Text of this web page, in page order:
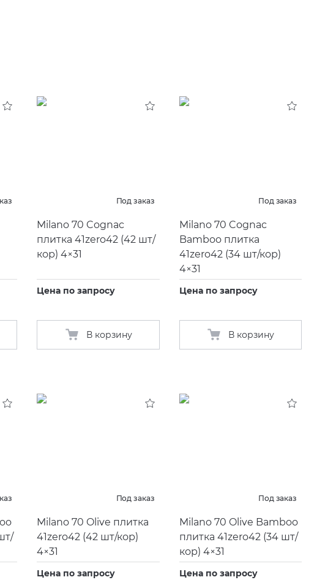
Под заказ
Milano 70 Cognac
плитка 41zero42 (42 шт/
кор) 4×31
Цена по запросу
В корзину
Под заказ
Milano 70 Cognac
Bamboo плитка
41zero42 (34 шт/кор)
4×31
Цена по запросу
В корзину
Под заказ
Milano 70 Olive плитка
41zero42 (42 шт/кор)
4×31
Цена по запросу
Под заказ
Milano 70 Olive Bamboo
плитка 41zero42 (34 шт/
кор) 4×31
Цена по запросу